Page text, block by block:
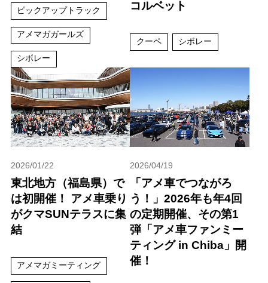
ピックアップトラック
アメマガガールズ
シボレー
コルベット
クーペ シボレー
2026/01/22
東北地方（福島県）で
は初開催！ アメ車乗り
がクマSUNテラスに集
結
アメマガミーティング
2026/04/19
「アメ車でつながろ
う！」2026年も年4回
の定期開催、その第1
弾「アメ車ファンミー
ティング in Chiba」開
催！